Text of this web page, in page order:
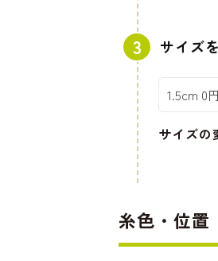
サイズ
サイズの
糸色・位置